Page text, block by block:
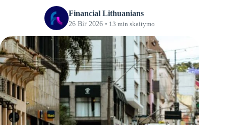
Financial Lithuanians
26 Bir 2026 • 13 min skaitymo